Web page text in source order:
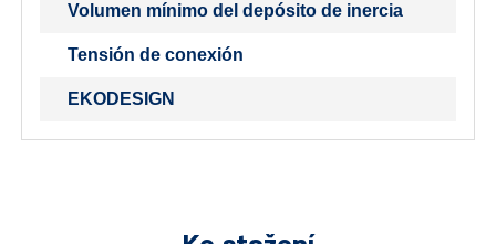
Volumen mínimo del depósito de inercia
Tensión de conexión
EKODESIGN